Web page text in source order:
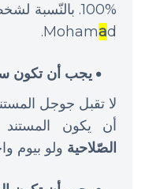
%100. بالنّسبة لشخص أجنبي: Moham
Mohamad.
يجب أن تكون
لا تقبل جوجل
أن يكون
الصّلاحية ولو بيوم